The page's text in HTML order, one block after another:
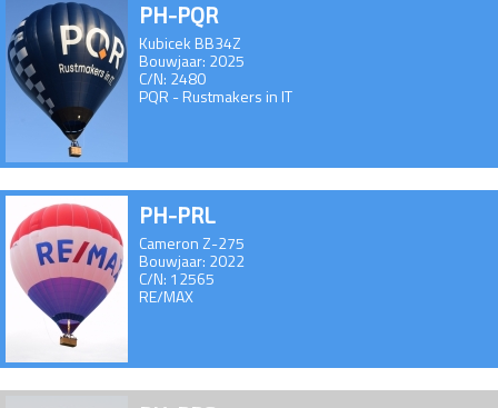
PH-PQR
Kubicek BB34Z
Bouwjaar: 2025
C/N: 2480
PQR - Rustmakers in IT
PH-PRL
Cameron Z-275
Bouwjaar: 2022
C/N: 12565
RE/MAX